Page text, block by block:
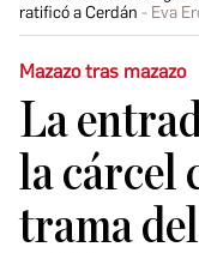
ratificó a Cerdán
Eva
Mazazo tras mazazo
La
la cárcel
trama